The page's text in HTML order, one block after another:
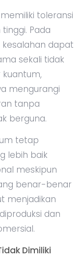
toleransi
Pada
kesalahan dapat
sekali tidak
kuantum,
mengurangi
tanpa
berguna.
tetap
lebih baik
meskipun
benar-benar
menjadikan
dan
Dimiliki